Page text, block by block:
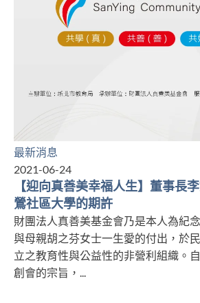
最新消息
2021-06-24
【迎向真善美幸福人生】董事長
鶯社區大學的期許
財團法人真善美基金會乃是本人為紀
與母親胡之芬女士一生愛的付出，於
立之教育性與公益性的非營利組織。
創會的宗旨，...